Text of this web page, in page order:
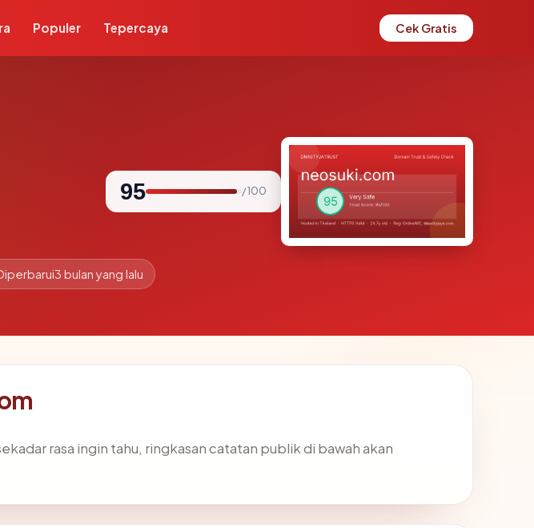
Populer Tepercaya Cek Gratis
95 / 100
3 bulan yang lalu
rasa ingin tahu, ringkasan catatan publik di bawah akan